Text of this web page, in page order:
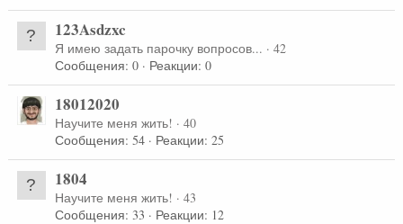
123Asdzxc
Я имею задать парочку вопросов... · 42
Сообщения 0 Реакции 0
18012020
Научите меня жить! · 40
Сообщения 54 Реакции 25
1804
Научите меня жить! · 43
Сообщения 33 Реакции 12